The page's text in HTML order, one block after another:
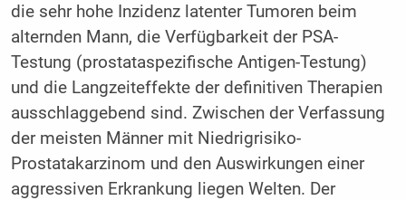
die sehr hohe Inzidenz latenter Tumoren beim
alternden Mann, die Verfügbarkeit der PSA-
Testung (prostataspezifische Antigen-Testung)
und die Langzeiteffekte der definitiven Therapien
ausschlaggebend sind. Zwischen der Verfassung
der meisten Männer mit Niedrigrisiko-
Prostatakarzinom und den Auswirkungen einer
aggressiven Erkrankung liegen Welten. Der